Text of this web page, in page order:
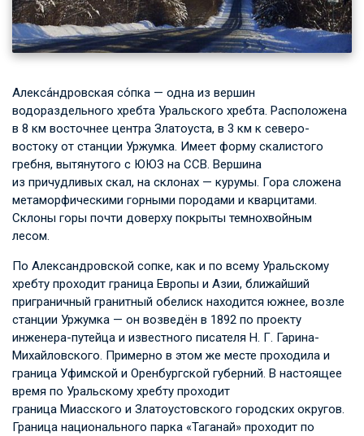
Алекса́ндровская со́пка — одна из вершин
водораздельного хребта Уральского хребта. Расположена
в 8 км восточнее центра Златоуста, в 3 км к северо-
востоку от станции Уржумка. Имеет форму скалистого
гребня, вытянутого с ЮЮЗ на ССВ. Вершина
из причудливых скал, на склонах — курумы. Гора сложена
метаморфическими горными породами и кварцитами.
Склоны горы почти доверху покрыты темнохвойным
лесом.
По Александровской сопке, как и по всему Уральскому
хребту проходит граница Европы и Азии, ближайший
приграничный гранитный обелиск находится южнее, возле
станции Уржумка — он возведён в 1892 по проекту
инженера-путейца и известного писателя Н. Г. Гарина-
Михайловского. Примерно в этом же месте проходила и
граница Уфимской и Оренбургской губерний. В настоящее
время по Уральскому хребту проходит
граница Миасского и Златоустовского городских округов.
Граница национального парка «Таганай» проходит по